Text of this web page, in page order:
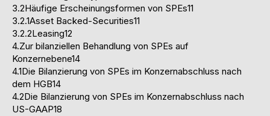
3.2Häufige Erscheinungsformen von SPEs11
3.2.1Asset Backed-Securities11
3.2.2Leasing12
4.Zur bilanziellen Behandlung von SPEs auf
Konzernebene14
4.1Die Bilanzierung von SPEs im Konzernabschluss nach
dem HGB14
4.2Die Bilanzierung von SPEs im Konzernabschluss nach
US-GAAP18